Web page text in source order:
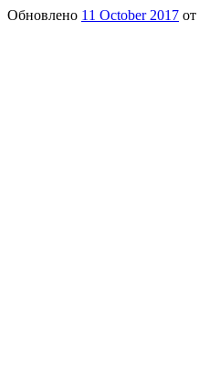
Обновлено 11 October 2017 от